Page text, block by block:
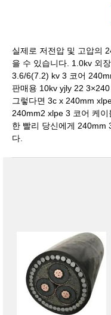
실제로 저전압 및 고압의
을 수 있습니다. 1.0kv 외
3.6/6(7.2) kv 3 코어
판매용 10kv yjly 22
그렇다면 3c x 240mm
240mm2 xlpe 3 코어 케
한 빨리 당신에게 240mm
다.